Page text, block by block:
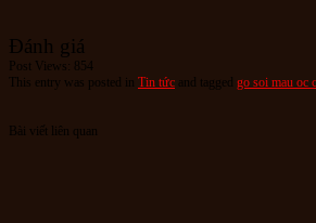
Đánh giá
Post Views: 854
This entry was posted in Tin tức and tagged go soi mau oc
Bài viết liên quan